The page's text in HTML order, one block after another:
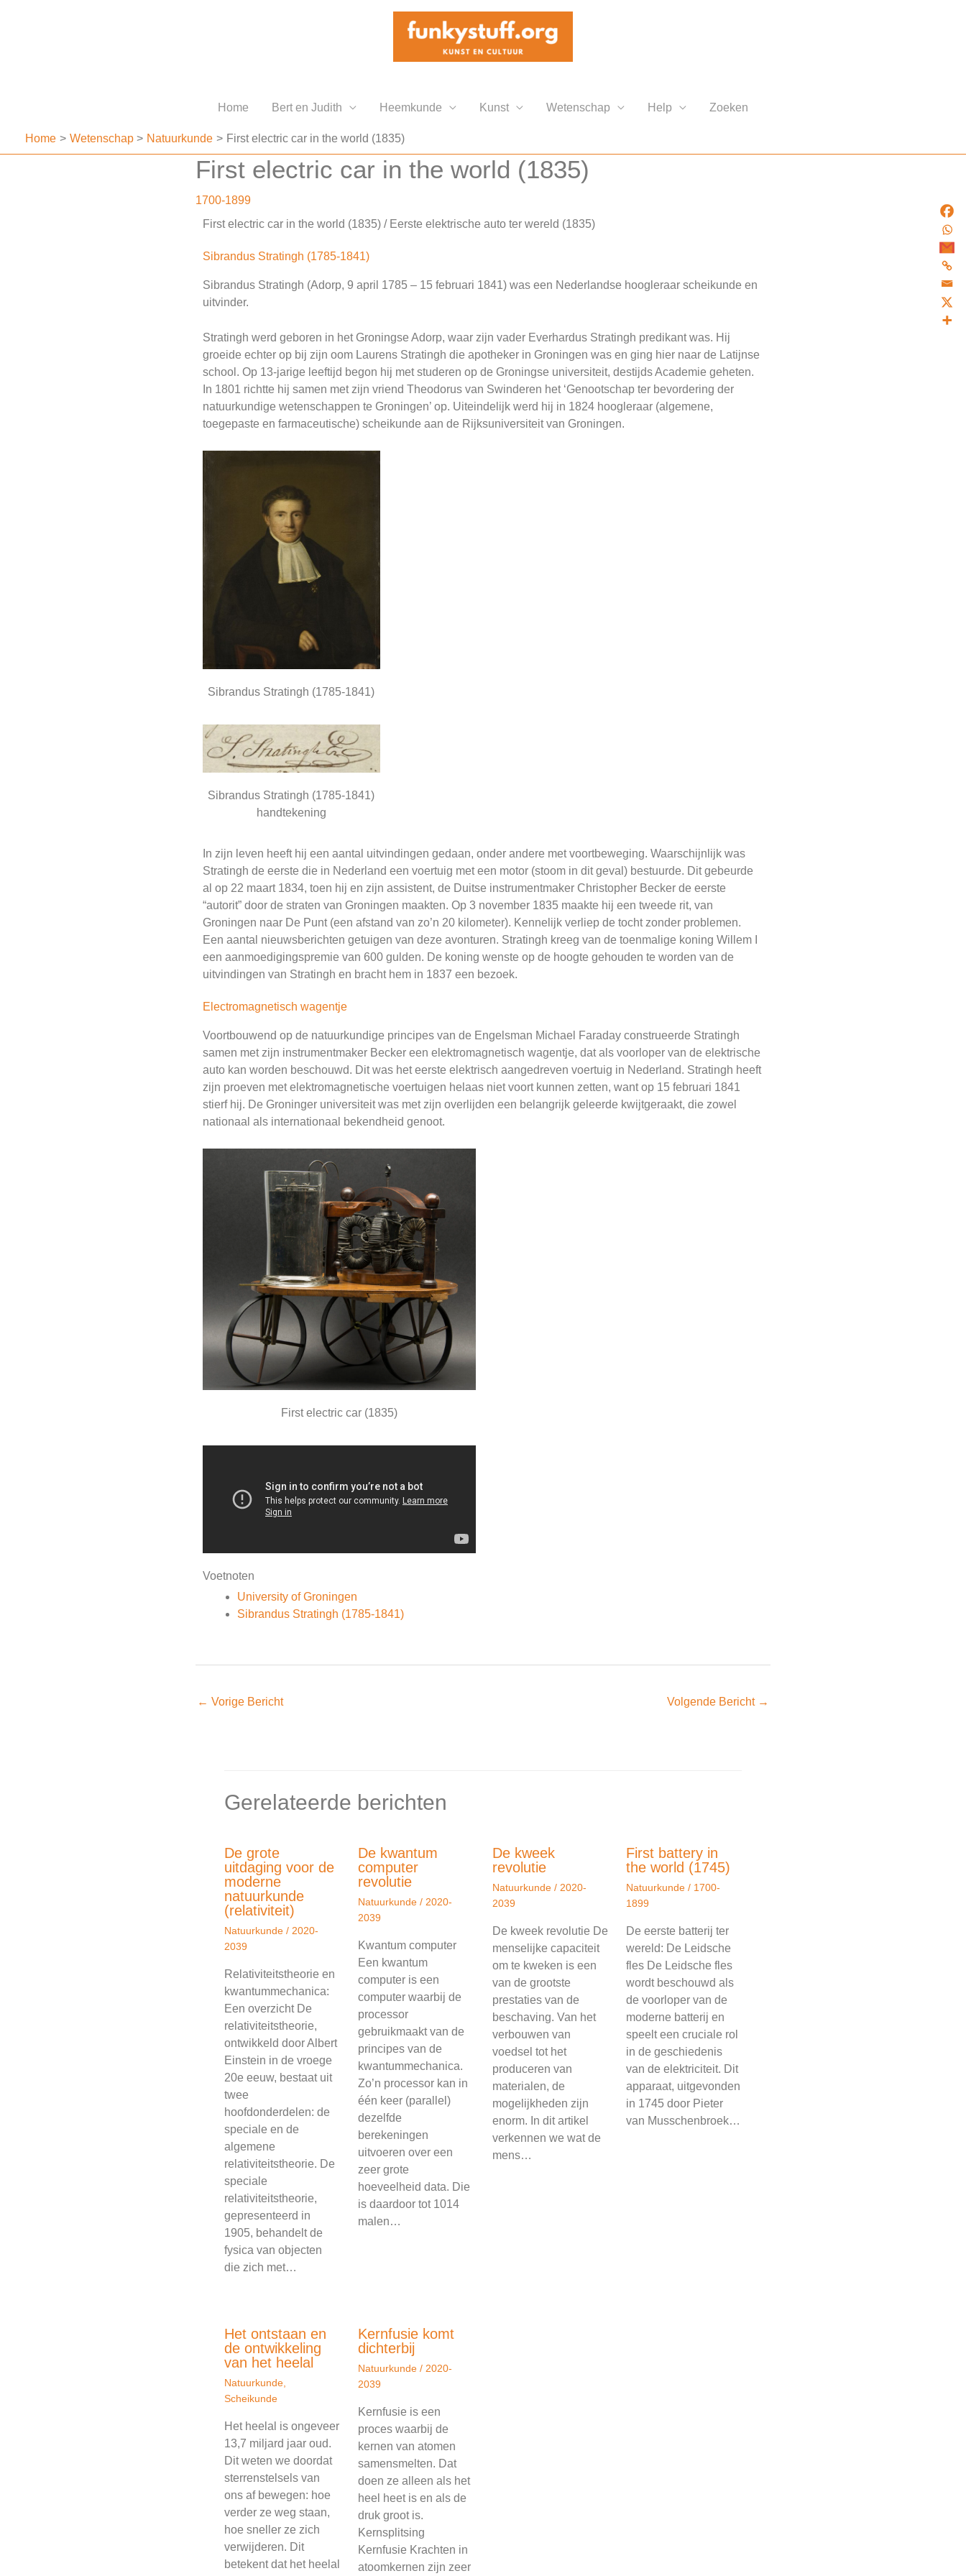
Home Bert en Judith Heemkunde Kunst Wetenschap Help Zoeken
Home Wetenschap Natuurkunde First electric car in the world (1835)
First electric car in the world (1835)
1700-1899
First electric car in the world (1835) / Eerste elektrische auto ter wereld (1835)
Sibrandus Stratingh (1785-1841)
Sibrandus Stratingh (Adorp, 9 april 1785 – 15 februari 1841) was een Nederlandse hoogleraar scheikunde en
uitvinder.
Stratingh werd geboren in het Groningse Adorp, waar zijn vader Everhardus Stratingh predikant was. Hij
groeide echter op bij zijn oom Laurens Stratingh die apotheker in Groningen was en ging hier naar de Latijnse
school. Op 13-jarige leeftijd begon hij met studeren op de Groningse universiteit, destijds Academie geheten.
In 1801 richtte hij samen met zijn vriend Theodorus van Swinderen het ‘Genootschap ter bevordering der
natuurkundige wetenschappen te Groningen’ op. Uiteindelijk werd hij in 1824 hoogleraar (algemene,
toegepaste en farmaceutische) scheikunde aan de Rijksuniversiteit van Groningen.
Sibrandus Stratingh (1785-1841)
Sibrandus Stratingh (1785-1841)
handtekening
In zijn leven heeft hij een aantal uitvindingen gedaan, onder andere met voortbeweging. Waarschijnlijk was
Stratingh de eerste die in Nederland een voertuig met een motor (stoom in dit geval) bestuurde. Dit gebeurde
al op 22 maart 1834, toen hij en zijn assistent, de Duitse instrumentmaker Christopher Becker de eerste
“autorit” door de straten van Groningen maakten. Op 3 november 1835 maakte hij een tweede rit, van
Groningen naar De Punt (een afstand van zo’n 20 kilometer). Kennelijk verliep de tocht zonder problemen.
Een aantal nieuwsberichten getuigen van deze avonturen. Stratingh kreeg van de toenmalige koning Willem I
een aanmoedigingspremie van 600 gulden. De koning wenste op de hoogte gehouden te worden van de
uitvindingen van Stratingh en bracht hem in 1837 een bezoek.
Electromagnetisch wagentje
Voortbouwend op de natuurkundige principes van de Engelsman Michael Faraday construeerde Stratingh
samen met zijn instrumentmaker Becker een elektromagnetisch wagentje, dat als voorloper van de elektrische
auto kan worden beschouwd. Dit was het eerste elektrisch aangedreven voertuig in Nederland. Stratingh heeft
zijn proeven met elektromagnetische voertuigen helaas niet voort kunnen zetten, want op 15 februari 1841
stierf hij. De Groninger universiteit was met zijn overlijden een belangrijk geleerde kwijtgeraakt, die zowel
nationaal als internationaal bekendheid genoot.
First electric car (1835)
Voetnoten
University of Groningen
Sibrandus Stratingh (1785-1841)
← Vorige Bericht Volgende Bericht →
Gerelateerde berichten
De grote
uitdaging voor de
moderne
natuurkunde
(relativiteit)
Natuurkunde / 2020-
2039
Relativiteitstheorie en
kwantummechanica:
Een overzicht De
relativiteitstheorie,
ontwikkeld door Albert
Einstein in de vroege
20e eeuw, bestaat uit
twee
hoofdonderdelen: de
speciale en de
algemene
relativiteitstheorie. De
speciale
relativiteitstheorie,
gepresenteerd in
1905, behandelt de
fysica van objecten
die zich met…
De kwantum
computer
revolutie
Natuurkunde / 2020-
2039
Kwantum computer
Een kwantum
computer is een
computer waarbij de
processor
gebruikmaakt van de
principes van de
kwantummechanica.
Zo’n processor kan in
één keer (parallel)
dezelfde
berekeningen
uitvoeren over een
zeer grote
hoeveelheid data. Die
is daardoor tot 1014
malen…
De kweek
revolutie
Natuurkunde/ 2020-
2039
De kweek revolutie De
menselijke capaciteit
om te kweken is een
van de grootste
prestaties van de
beschaving. Van het
verbouwen van
voedsel tot het
produceren van
materialen, de
mogelijkheden zijn
enorm. In dit artikel
verkennen we wat de
mens…
First battery in
the world (1745)
Natuurkunde/ 1700-
1899
De eerste batterij ter
wereld: De Leidsche
fles De Leidsche fles
wordt beschouwd als
de voorloper van de
moderne batterij en
speelt een cruciale rol
in de geschiedenis
van de elektriciteit. Dit
apparaat, uitgevonden
in 1745 door Pieter
van Musschenbroek…
Het ontstaan en
de ontwikkeling
van het heelal
Natuurkunde
Scheikunde
Het heelal is ongeveer
13,7 miljard jaar oud.
Dit weten we doordat
sterrenstelsels van
ons af bewegen: hoe
verder ze weg staan,
hoe sneller ze zich
verwijderen. Dit
betekent dat het heelal
Kernfusie komt
dichterbij
Natuurkunde / 2020-
2039
Kernfusie is een
proces waarbij de
kernen van atomen
samensmelten. Dat
doen ze alleen als het
heel heet is en als de
druk groot is.
Kernsplitsing
Kernfusie Krachten in
atoomkernen zijn zeer